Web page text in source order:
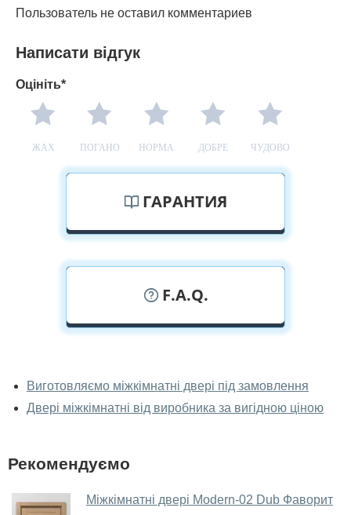
Пользователь не оставил комментариев
Написати відгук
Оцініть*
ЖАХ ПОГАНО НОРМА ДОБРЕ ЧУДОВО
ГАРАНТИЯ
F.A.Q.
двері фаворит наживо?
Так, можна подивитися міжкімнатні двері фаворит у
У вас великий магазин?
дверей.
Виготовляємо міжкімнатні двері під замовлення
Двері міжкімнатні від виробника за вигідною ціною
Рекомендуємо
Міжкімнатні двері Modern-02 Dub Фаворит